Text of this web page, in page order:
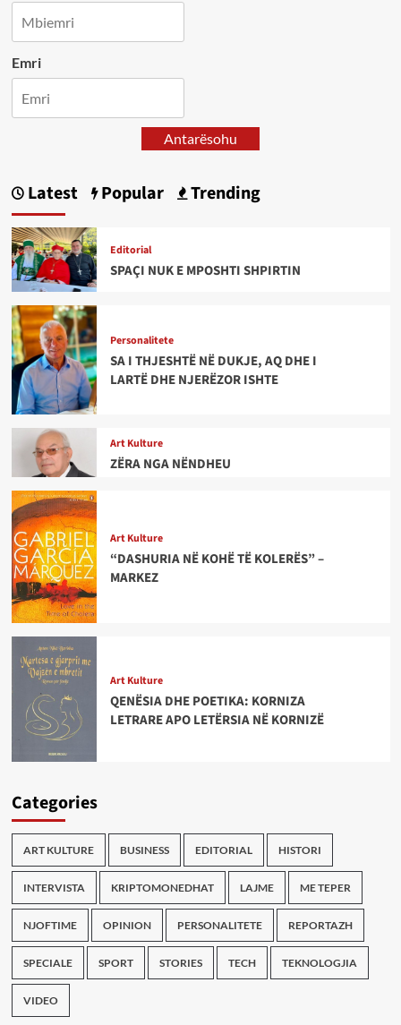
Emri
Antarësohu
Latest Popular Trending
Editorial
SPAÇI NUK E MPOSHTI SHPIRTIN
Personalitete
SA I THJESHTË NË DUKJE, AQ DHE I
LARTË DHE NJERËZOR ISHTE
Art Kulture
ZËRA NGA NËNDHEU
Art Kulture
“DASHURIA NË KOHË TË KOLERËS” –
MARKEZ
Art Kulture
QENËSIA DHE POETIKA: KORNIZA
LETRARE APO LETËRSIA NË KORNIZË
Categories
ART KULTURE BUSINESS EDITORIAL HISTORI
INTERVISTA KRIPTOMONEDHAT LAJME ME TEPER
NJOFTIME OPINION PERSONALITETE REPORTAZH
SPECIALE SPORT STORIES TECH TEKNOLOGJIA
VIDEO